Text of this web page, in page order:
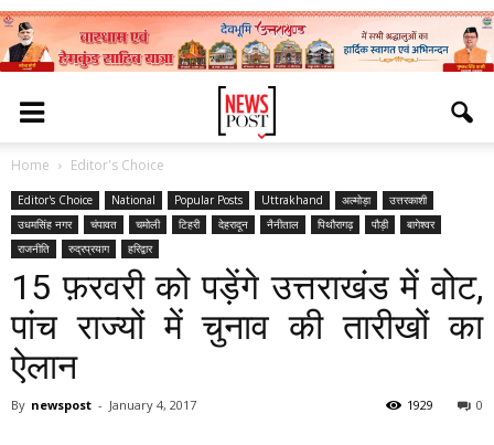
Home Editor's Choice
Editor's Choice National Popular Posts Uttrakhand अल्मोड़ा
उत्तरकाशी
उधमसिंह नगर
चंपावत चमोली टिहरी देहरादून नैनीताल पिथौरागढ़ पौड़ी
बागेश्वर
राजनीति
रुद्रप्रयाग हरिद्वार
15 फ़रवरी को पड़ेंगे उत्तराखंड में वोट,
पांच राज्यों में चुनाव की तारीखों का
ऐलान
By newspost - January 4, 2017 0
1929